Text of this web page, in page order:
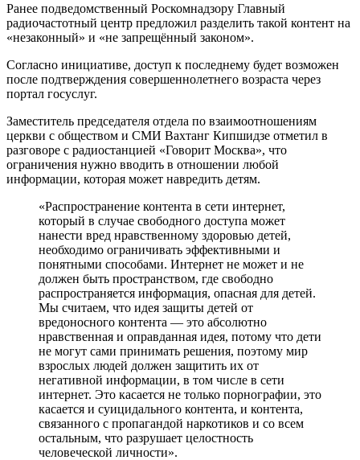
Ранее подведомственный Роскомнадзору Главный
радиочастотный центр предложил разделить такой контент на
«незаконный» и «не запрещённый законом».
Согласно инициативе, доступ к последнему будет возможен
после подтверждения совершеннолетнего возраста через
портал госуслуг.
Заместитель председателя отдела по взаимоотношениям
церкви с обществом и СМИ Вахтанг Кипшидзе отметил в
разговоре с радиостанцией «Говорит Москва», что
ограничения нужно вводить в отношении любой
информации, которая может навредить детям.
«Распространение контента в сети интернет,
который в случае свободного доступа может
нанести вред нравственному здоровью детей,
необходимо ограничивать эффективными и
понятными способами. Интернет не может и не
должен быть пространством, где свободно
распространяется информация, опасная для детей.
Мы считаем, что идея защиты детей от
вредоносного контента — это абсолютно
нравственная и оправданная идея, потому что дети
не могут сами принимать решения, поэтому мир
взрослых людей должен защитить их от
негативной информации, в том числе в сети
интернет. Это касается не только порнографии, это
касается и суицидального контента, и контента,
связанного с пропагандой наркотиков и со всем
остальным, что разрушает целостность
человеческой личности».